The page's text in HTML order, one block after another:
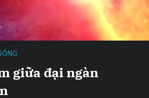
giữa đại ngàn